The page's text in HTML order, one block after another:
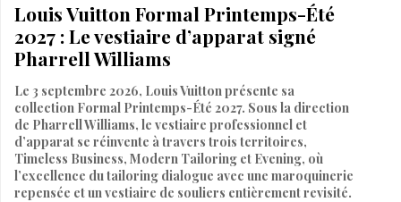
Louis Vuitton Formal Printemps-Été
2027 : Le vestiaire d’apparat signé
Pharrell Williams
Le 3 septembre 2026, Louis Vuitton présente sa
collection Formal Printemps-Été 2027. Sous la direction
de Pharrell Williams, le vestiaire professionnel et
d’apparat se réinvente à travers trois territoires,
Timeless Business, Modern Tailoring et Evening, où
l’excellence du tailoring dialogue avec une maroquinerie
repensée et un vestiaire de souliers entièrement revisité.